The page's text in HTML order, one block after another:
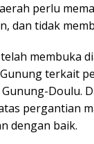
perlu
dan tidak
membuka
terkait
Doulu.
pergantian
dengan baik.